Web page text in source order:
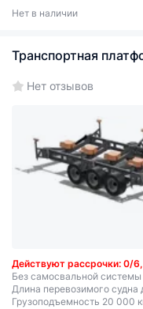
Нет в наличии
Транспортная
Нет отзывов
Действуют рассрочки: 0/
Без самосвальной системы
Длина перевозимого судна
Грузоподъемность 20 000